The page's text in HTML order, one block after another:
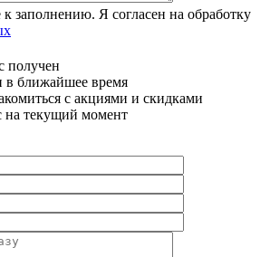
заполнению. Я согласен на обработку
получен
ближайшее время
с акциями и скидками
на текущий момент